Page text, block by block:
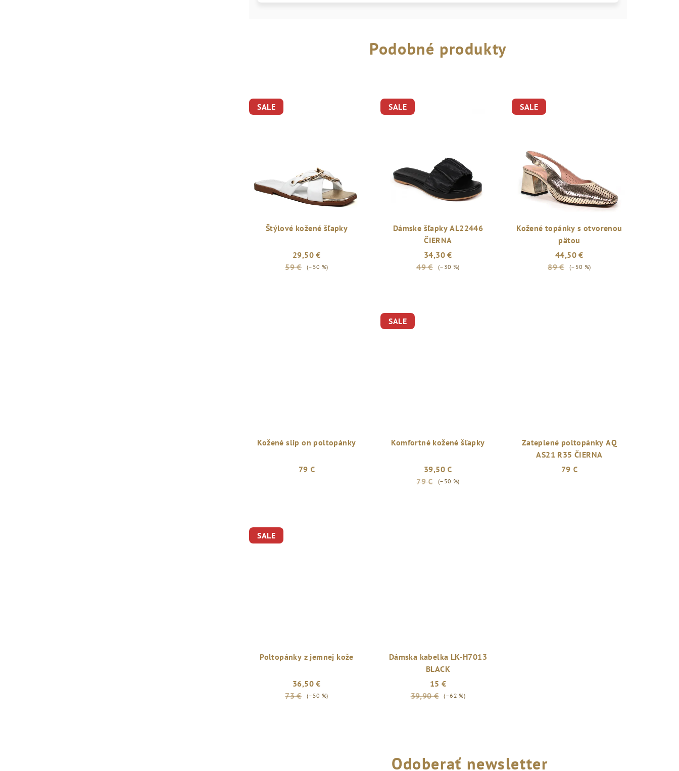
Podobné produkty
SALE
Štýlové kožené šľapky
29,50 €
59 €
(–50 %)
SALE
Dámske šľapky AL22446
ČIERNA
34,30 €
49 €
(–30 %)
SALE
Kožené topánky s otvorenou
pätou
44,50 €
89 €
(–50 %)
Kožené slip on poltopánky
79 €
SALE
Komfortné kožené šľapky
39,50 €
79 €
(–50 %)
Zateplené poltopánky AQ
AS21 R35 ČIERNA
79 €
SALE
Poltopánky z jemnej kože
36,50 €
73 €
(–50 %)
Dámska kabelka LK-H7013
BLACK
15 €
39,90 €
(–62 %)
Odoberať newsletter